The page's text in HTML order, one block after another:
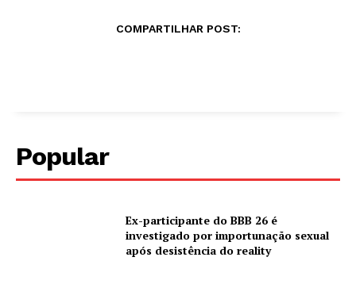
COMPARTILHAR POST:
Popular
Ex-participante do BBB 26 é
investigado por importunação sexual
após desistência do reality